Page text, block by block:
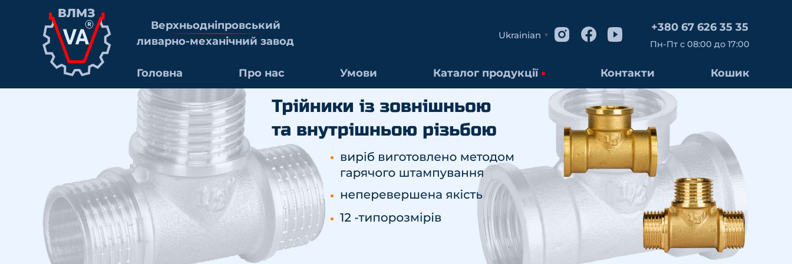
Верхньоднiпровський
ливарно-механiчний завод
Ukrainian ▼
+380 67 626 35 35
Пн-Пт с 08:00 до 17:00
Головна Про нас Умови Каталог продукції Контакти Кошик